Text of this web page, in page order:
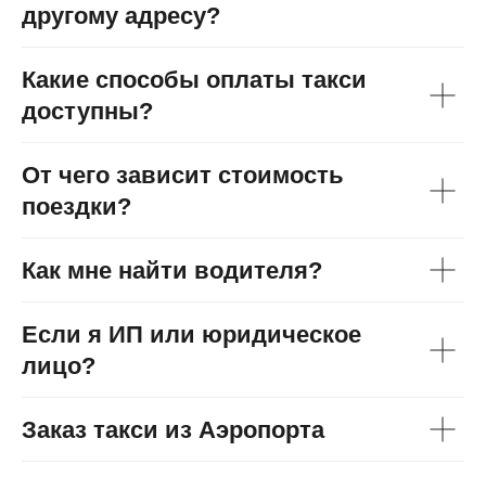
другому адресу?
Какие способы оплаты такси
доступны?
От чего зависит стоимость
поездки?
Как мне найти водителя?
Если я ИП или юридическое
лицо?
Заказ такси из Аэропорта